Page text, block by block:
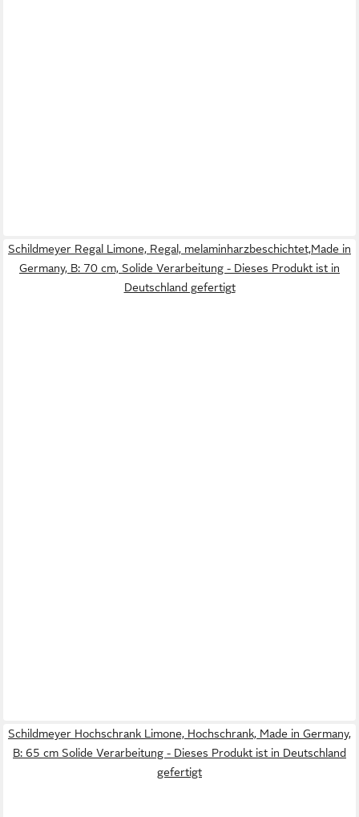
Schildmeyer Regal Limone, Regal, melaminharzbeschichtet,Made in
Germany, B: 70 cm, Solide Verarbeitung - Dieses Produkt ist in
Deutschland gefertigt
Schildmeyer Hochschrank Limone, Hochschrank, Made in Germany,
B: 65 cm Solide Verarbeitung - Dieses Produkt ist in Deutschland
gefertigt